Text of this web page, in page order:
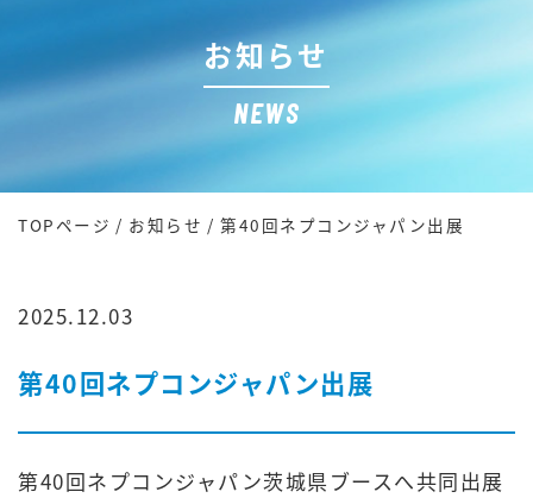
お知らせ
NEWS
TOPページ / お知らせ / 第40回ネプコンジャパン出展
2025.12.03
第40回ネプコンジャパン出展
第40回ネプコンジャパン茨城県ブースへ共同出展